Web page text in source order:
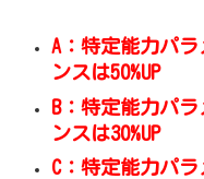
A：特定能力パ
ンスは50%UP
B：特定能力パ
ンスは30%UP
C：特定能力パ